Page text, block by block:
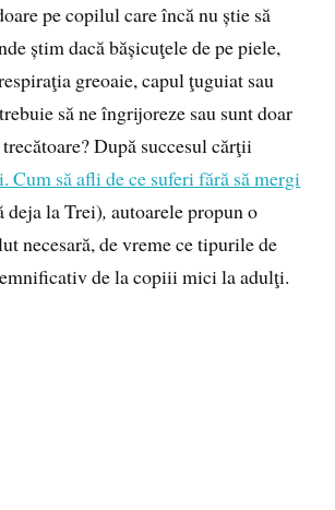
pe copilul care încă nu știe să
știm dacă bășicuţele de pe piele,
greoaie, capul ţuguiat sau
să ne îngrijoreze sau sunt doar
După succesul cărţii
Cum să afli de ce suferi fără să mergi
deja la Trei), autoarele propun o
necesară, de vreme ce tipurile de
de la copiii mici la adulţi.